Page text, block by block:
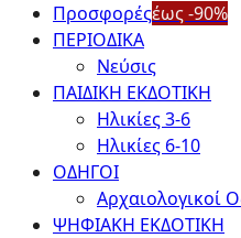
Προσφορέςέως -90%
ΠΕΡΙΟΔΙΚΑ
Νεύσις
ΠΑΙΔΙΚΗ ΕΚΔΟΤΙΚΗ
Ηλικίες 3-6
Ηλικίες 6-10
ΟΔΗΓΟΙ
Αρχαιολογικοί
ΨΗΦΙΑΚΗ ΕΚΔΟΤΙΚΗ